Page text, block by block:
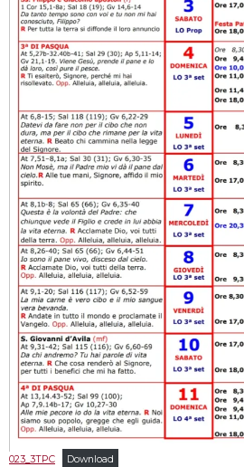
023_3TPC Download